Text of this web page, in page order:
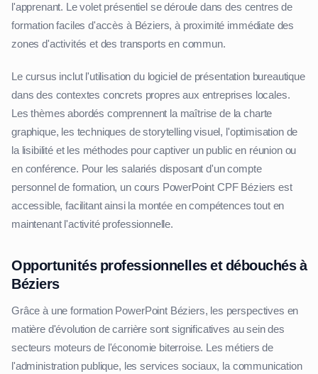
l'apprenant. Le volet présentiel se déroule dans des centres de
formation faciles d'accès à Béziers, à proximité immédiate des
zones d'activités et des transports en commun.
Le cursus inclut l'utilisation du logiciel de présentation bureautique
dans des contextes concrets propres aux entreprises locales.
Les thèmes abordés comprennent la maîtrise de la charte
graphique, les techniques de storytelling visuel, l'optimisation de
la lisibilité et les méthodes pour captiver un public en réunion ou
en conférence. Pour les salariés disposant d'un compte
personnel de formation, un cours PowerPoint CPF Béziers est
accessible, facilitant ainsi la montée en compétences tout en
maintenant l'activité professionnelle.
Opportunités professionnelles et débouchés à
Béziers
Grâce à une formation PowerPoint Béziers, les perspectives en
matière d'évolution de carrière sont significatives au sein des
secteurs moteurs de l'économie biterroise. Les métiers de
l'administration publique, les services sociaux, la communication